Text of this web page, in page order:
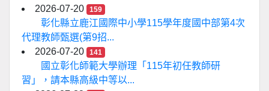
2026-07-20
159
彰化縣立鹿江國際中小學115學年度國中部第4次
代理教師甄選(第9招...
2026-07-20
141
國立彰化師範大學辦理「115年初任教師研
習」，請本縣高級中等以...